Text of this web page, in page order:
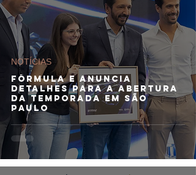
Fórmula E anuncia
detalhes para a abertura
da temporada em São
Paulo
NOTÍCIAS